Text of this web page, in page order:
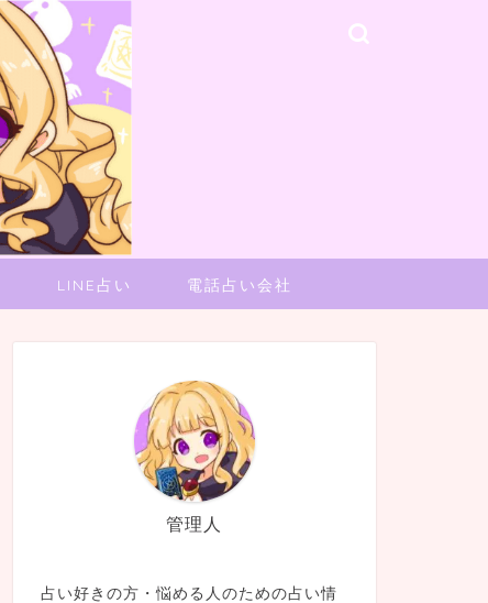
LINE占い 電話占い会社
管理人
占い好きの方・悩める人のための占い情